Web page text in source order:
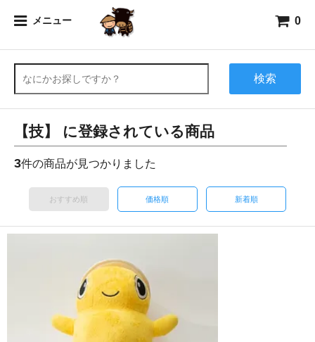
メニュー 0
検索
【技】 に登録されている商品
3件の商品が見つかりました
おすすめ順 価格順 新着順